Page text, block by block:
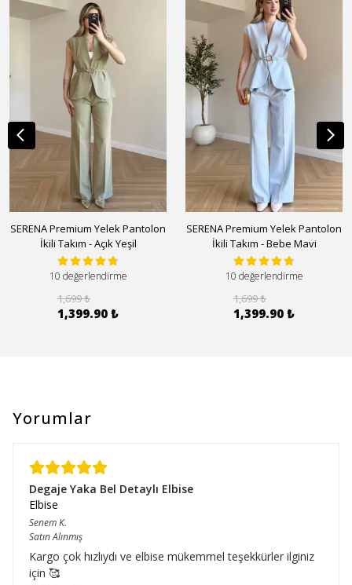
SERENA Premium Yelek Pantolon
İkili Takım - Açık Yeşil
10 değerlendirme
1,699 ₺
1,399.90 ₺
SERENA Premium Yelek Pantolon
İkili Takım - Bebe Mavi
10 değerlendirme
1,699 ₺
1,399.90 ₺
Yorumlar
Degaje Yaka Bel Detaylı Elbise
Elbise
SenemK.
Satın Alınmış
Kargo çok hızlıydı ve elbise mükemmel teşekkürler ilginiz
için 🥰